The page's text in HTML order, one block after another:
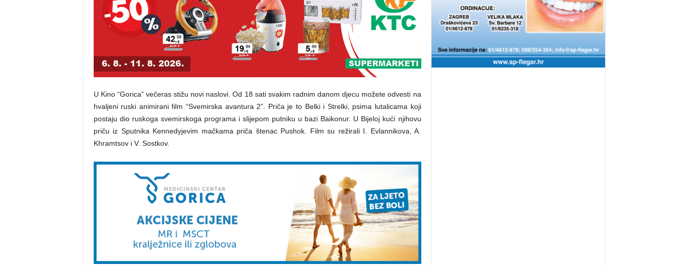
U Kino “Gorica” večeras stižu novi naslovi. Od 18 sati svakim radnim danom djecu možete odvesti na
hvaljeni ruski animirani film “Svemirska avantura 2”. Priča je to Belki i Strelki, psima lutalicama koji
postaju dio ruskoga svemirskoga programa i slijepom putniku u bazi Baikonur. U Bijeloj kući njihovu
priču iz Sputnika Kennedyjevim mačkama priča štenac Pushok. Film su režirali I. Evlannikova, A.
Khramtsov i V. Sostkov.